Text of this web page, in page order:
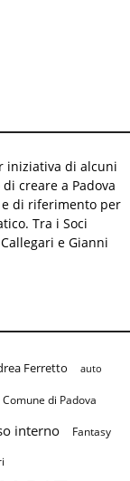
iniziativa di alcuni
creare a Padova
di riferimento per
Tra i Soci
e Gianni
Ferretto auto
Comune di Padova
interno Fantasy